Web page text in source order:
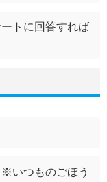
トに回答すれば
いつものごほう